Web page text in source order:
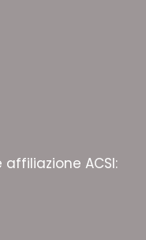
affiliazione ACSI: